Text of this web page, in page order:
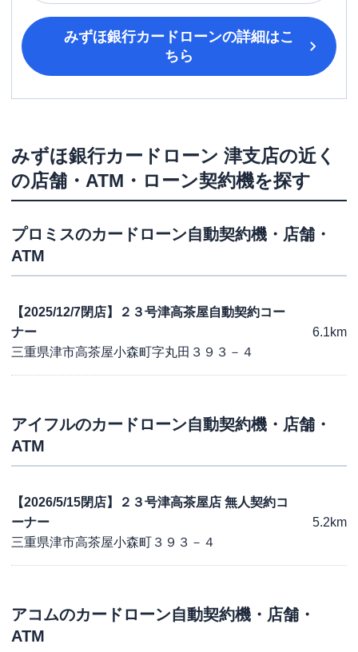
みずほ銀行カードローンの詳細はこ
ちら
みずほ銀行カードローン 津支店の近く
の店舗・ATM・ローン契約機を探す
プロミスのカードローン自動契約機・店舗・
ATM
【2025/12/7閉店】２３号津高茶屋自動契約コー
ナー
三重県津市高茶屋小森町字丸田３９３－４
6.1km
アイフルのカードローン自動契約機・店舗・
ATM
【2026/5/15閉店】２３号津高茶屋店 無人契約コ
ーナー
三重県津市高茶屋小森町３９３－４
5.2km
アコムのカードローン自動契約機・店舗・
ATM